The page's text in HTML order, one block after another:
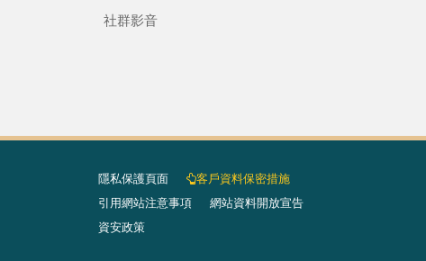
社群影音
隱私保護頁面​ 客戶資料保密措施
引用網站注意事項 網站資料開放宣告
資安政策